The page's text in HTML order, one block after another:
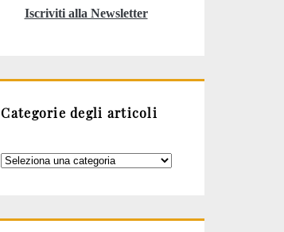
Iscriviti alla Newsletter
Categorie degli articoli
Categorie